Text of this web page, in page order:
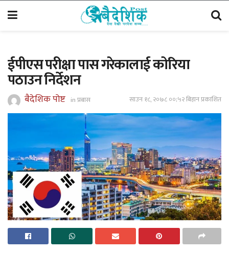
ईपीएस परीक्षा पास गरेकालाई कोरिया
पठाउन निर्देशन
बैदेशिक पोष्ट inप्रबास साउन १८, २०७८ ००;५२ बिहान प्रकाशित